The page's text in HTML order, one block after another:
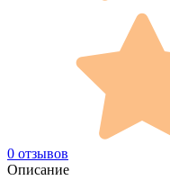
0 отзывов
Описание